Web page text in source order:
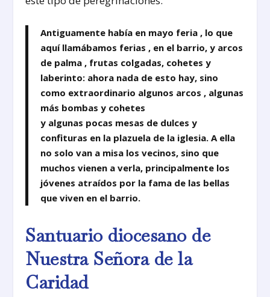
Antiguamente había en mayo feria , lo que
aquí llamábamos ferias , en el barrio, y arcos
de palma , frutas colgadas, cohetes y
laberinto: ahora nada de esto hay, sino
como extraordinario algunos arcos , algunas
más bombas y cohetes
y algunas pocas mesas de dulces y
confituras en la plazuela de la iglesia. A ella
no solo van a misa los vecinos, sino que
muchos vienen a verla, principalmente los
jóvenes atraídos por la fama de las bellas
que viven en el barrio.
Santuario diocesano de
Nuestra Señora de la
Caridad